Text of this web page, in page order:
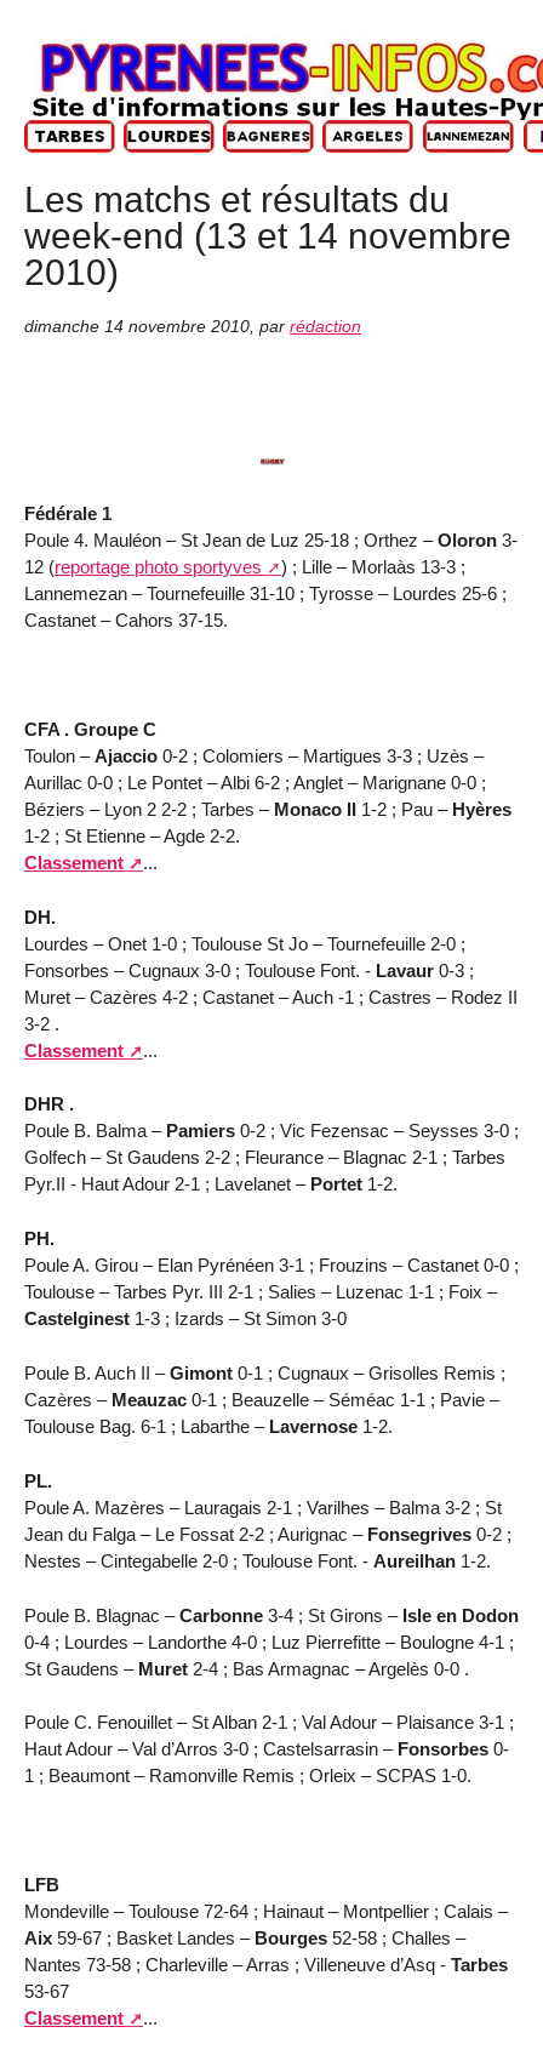
Les matchs et résultats du
week-end (13 et 14 novembre
2010)
dimanche 14 novembre 2010 par rédaction
Fédérale 1
Poule 4. Mauléon – St Jean de Luz 25-18 ; Orthez –Oloron 3-
12 (reportage photo sportyves
) ; Lille – Morlaàs 13-3 ;
Lannemezan – Tournefeuille 31-10 ; Tyrosse – Lourdes 25-6 ;
Castanet – Cahors 37-15.
CFA . Groupe C
Toulon –Ajaccio 0-2 ; Colomiers – Martigues 3-3 ; Uzès –
Aurillac 0-0 ; Le Pontet – Albi 6-2 ; Anglet – Marignane 0-0 ;
Béziers – Lyon 2 2-2 ; Tarbes – Monaco II 1-2 ; Pau – Hyères
1-2 ; St Etienne – Agde 2-2.
Classement
...
DH.
Lourdes – Onet 1-0 ; Toulouse St Jo – Tournefeuille 2-0 ;
Fonsorbes – Cugnaux 3-0 ; Toulouse Font. - Lavaur 0-3 ;
Muret – Cazères 4-2 ; Castanet – Auch -1 ; Castres – Rodez II
3-2 .
Classement
...
DHR .
Poule B. Balma – Pamiers 0-2 ; Vic Fezensac – Seysses 3-0 ;
Golfech – St Gaudens 2-2 ; Fleurance – Blagnac 2-1 ; Tarbes
Pyr.II - Haut Adour 2-1 ; Lavelanet – Portet 1-2.
PH.
Poule A. Girou – Elan Pyrénéen 3-1 ; Frouzins – Castanet 0-0 ;
Toulouse – Tarbes Pyr. III 2-1 ; Salies – Luzenac 1-1 ; Foix –
Castelginest 1-3 ; Izards – St Simon 3-0
Poule B. Auch II –Gimont 0-1 ; Cugnaux – Grisolles Remis ;
Cazères – Meauzac 0-1 ; Beauzelle – Séméac 1-1 ; Pavie –
Toulouse Bag. 6-1 ; Labarthe – Lavernose 1-2.
PL.
Poule A. Mazères – Lauragais 2-1 ; Varilhes – Balma 3-2 ; St
Jean du Falga – Le Fossat 2-2 ; Aurignac – Fonsegrives 0-2 ;
Nestes – Cintegabelle 2-0 ; Toulouse Font. - Aureilhan 1-2.
Poule B. Blagnac –Carbonne 3-4 ; St Girons –Isle en Dodon
0-4 ; Lourdes – Landorthe 4-0 ; Luz Pierrefitte – Boulogne 4-1 ;
St Gaudens – Muret 2-4 ; Bas Armagnac – Argelès 0-0 .
Poule C. Fenouillet – St Alban 2-1 ; Val Adour – Plaisance 3-1 ;
Haut Adour – Val d’Arros 3-0 ; Castelsarrasin – Fonsorbes 0-
1 ; Beaumont – Ramonville Remis ; Orleix – SCPAS 1-0.
LFB
Mondeville – Toulouse 72-64 ; Hainaut – Montpellier ; Calais –
Aix 59-67 ; Basket Landes – Bourges 52-58 ; Challes –
Nantes 73-58 ; Charleville – Arras ; Villeneuve d’Asq - Tarbes
53-67
Classement
...